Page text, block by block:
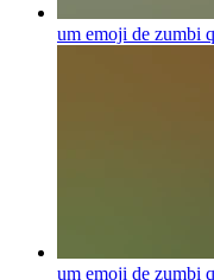
um emoji de zumbi
um emoji de zumbi